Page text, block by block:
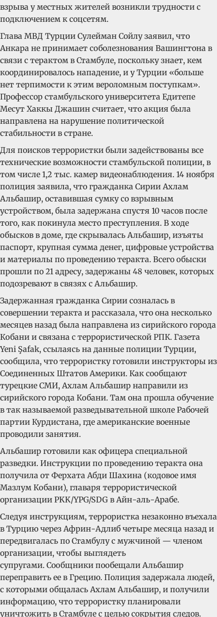
взрыва у местных жителей возникли трудности с
подключением к соцсетям.
Глава МВД Турции Сулейман Сойлу заявил, что
Анкара не принимает соболезнования Вашингтона в
связи с терактом в Стамбуле, поскольку знает, кем
координировалось нападение, и у Турции «больше
нет терпимости к этим вероломным поступкам».
Профессор стамбульского университета Едитепе
Месут Хаккы Джашин считает, что акция была
направлена на нарушение политической
стабильности в стране.
Для поисков террористки были задействованы все
технические возможности стамбульской полиции, в
том числе 1,2 тыс. камер видеонаблюдения. 14 ноября
полиция заявила, что гражданка Сирии Ахлам
Альбашир, оставившая сумку со взрывным
устройством, была задержана спустя 10 часов после
того, как покинула место преступления. В ходе
обысков в доме, где скрывалась Альбашир, изъяты
паспорт, крупная сумма денег, цифровые устройства
и материалы по проведению теракта. Всего обыски
прошли по 21 адресу, задержаны 48 человек, которых
подозревают в связях с Альбашир.
Задержанная гражданка Сирии созналась в
совершении теракта и рассказала, что она несколько
месяцев назад была направлена из сирийского города
Кобани и связана с террористической РПК. Газета
Yeni Şafak, ссылаясь на данные полиции Турции,
сообщила, что террористку готовили инструкторы из
Соединенных Штатов Америки. Как сообщают
турецкие СМИ, Ахлам Альбашир направили из
сирийского города Кобани. Там она прошла обучение
в так называемой разведывательной школе Рабочей
партии Курдистана, где американские военные
проводили занятия.
Альбашир готовили как офицера специальной
разведки. Инструкции по проведению теракта она
получила от Ферхата Абди Шахина (кодовое имя
Мазлум Кобани), главаря террористической
организации PKK/YPG/SDG в Айн-аль-Арабе.
Следуя инструкциям, террористка незаконно въехала
в Турцию через Африн-Адлиб четыре месяца назад и
передвигалась по Стамбулу с мужчиной — членом
организации, чтобы выглядеть
супругами. Сообщники пообещали Альбашир
переправить ее в Грецию. Полиция задержала людей,
с которыми общалась Ахлам Альбашир, и получили
информацию, что террористку планировали
уничтожить в Стамбуле с целью сокрытия следов.